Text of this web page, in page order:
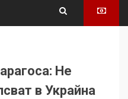
Не
в Украйна